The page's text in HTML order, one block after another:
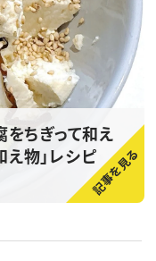
をちぎって和え
え物」レシピ